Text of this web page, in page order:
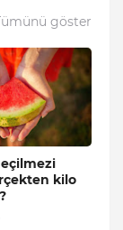
göster
kilo